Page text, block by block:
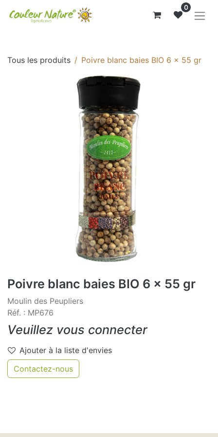
0
Tous les produits Poivre blanc baies BIO 6 x 55 gr
Poivre blanc baies BIO 6 x 55 gr
Moulin des Peupliers
Réf. : MP676
Veuillez vous connecter
Ajouter à la liste d'envies
Contactez-nous